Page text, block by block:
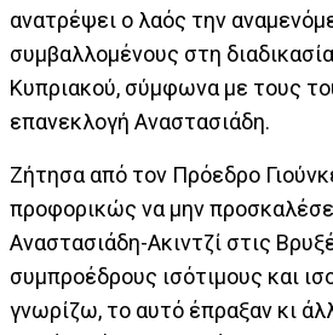
ανατρέψει ο λαός την
συμβαλλομένους στη
Κυπριακού, σύμφωνα με τους
επανεκλογή Αναστασιάδη.
Ζήτησα από τον Πρόεδρο
προφορικώς να μην
Αναστασιάδη-Ακιντζί στις
συμπροέδρους ισότιμους και
γνωρίζω, το αυτό έπραξαν κι